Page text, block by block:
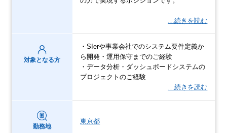
…続きを読む
対象となる方
・SIerや事業会社でのシステム要件定義か
ら開発・運用保守までのご経験
・データ分析・ダッシュボードシステムの
プロジェクトのご経験
…続きを読む
勤務地
東京都